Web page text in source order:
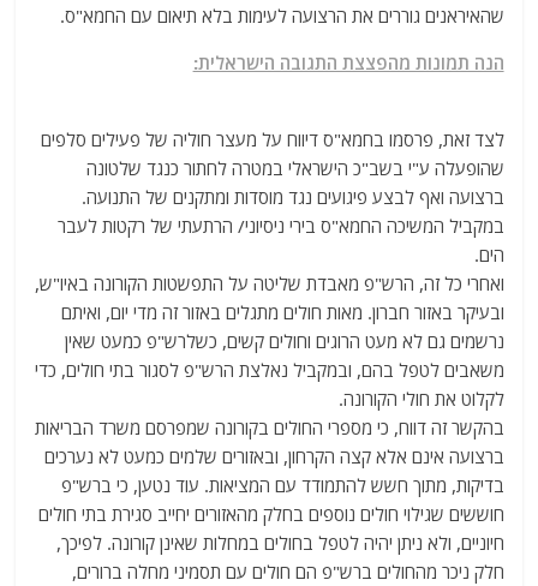
שהאיראנים גוררים את הרצועה לעימות בלא תיאום עם החמא"ס.
הנה תמונות מהפצצת התגובה הישראלית:
לצד זאת, פרסמו בחמא"ס דיווח על מעצר חוליה של פעילים סלפים
שהופעלה ע"י בשב"כ הישראלי במטרה לחתור כנגד שלטונה
ברצועה ואף לבצע פיגועים נגד מוסדות ומתקנים של התנועה.
במקביל המשיכה החמא"ס בירי ניסיוני/ הרתעתי של רקטות לעבר
הים.
ואחרי כל זה, הרש"פ מאבדת שליטה על התפשטות הקורונה באיו"ש,
ובעיקר באזור חברון. מאות חולים מתגלים באזור זה מדי יום, ואיתם
נרשמים גם לא מעט הרוגים וחולים קשים, כשלרש"פ כמעט שאין
משאבים לטפל בהם, ובמקביל נאלצת הרש"פ לסגור בתי חולים, כדי
לקלוט את חולי הקורונה.
בהקשר זה דווח, כי מספרי החולים בקורונה שמפרסם משרד הבריאות
ברצועה אינם אלא קצה הקרחון, ובאזורים שלמים כמעט לא נערכים
בדיקות, מתוך חשש להתמודד עם המציאות. עוד נטען, כי ברש"פ
חוששים שגילוי חולים נוספים בחלק מהאזורים יחייב סגירת בתי חולים
חיוניים, ולא ניתן יהיה לטפל בחולים במחלות שאינן קורונה. לפיכך,
חלק ניכר מהחולים ברש"פ הם חולים עם תסמיני מחלה ברורים,